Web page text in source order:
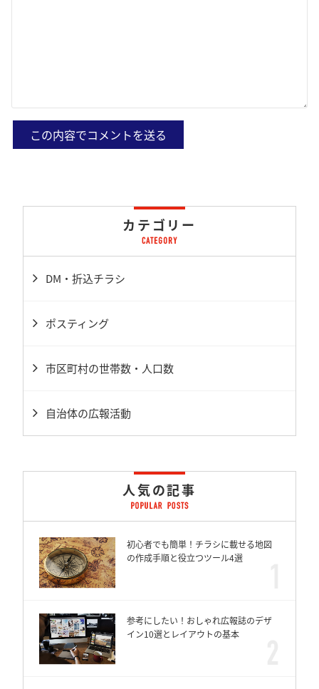
カテゴリー
DM・折込チラシ
ポスティング
市区町村の世帯数・人口数
自治体の広報活動
人気の記事
初心者でも簡単！チラシに載せる地図
の作成手順と役立つツール4選
参考にしたい！おしゃれ広報誌のデザ
イン10選とレイアウトの基本